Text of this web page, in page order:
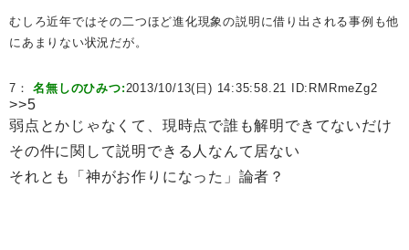
むしろ近年ではその二つほど進化現象の説明に借り出される事例も他
にあまりない状況だが。
7：名無しのひみつ:2013/10/13(日) 14:35:58.21 ID: RMRmeZg2
>>5
弱点とかじゃなくて、現時点で誰も解明できてないだけ
その件に関して説明できる人なんて居ない
それとも「神がお作りになった」論者？